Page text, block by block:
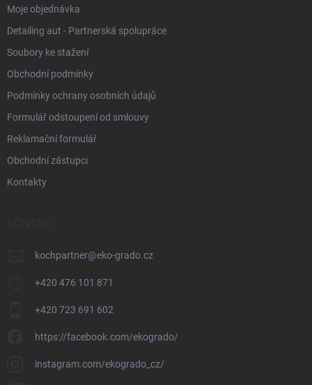
Moje objednávka
Detailing aut - Partnerská spolupráce
Soubory ke stažení
Obchodní podmínky
Podmínky ochrany osobních údajů
Formulář odstoupení od smlouvy
Reklamační formulář
Obchodní zástupci
Kontakty
kochpartner@eko-grado.cz
+420 476 101 871
+420 723 691 602
https://facebook.com/ekogrado/
instagram.com/ekogrado_cz/